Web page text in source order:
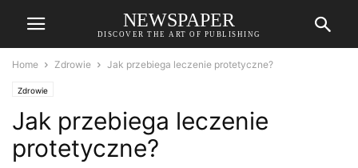
NEWSPAPER
DISCOVER THE ART OF PUBLISHING
Home Zdrowie Jak przebiega leczenie protetyczne?
Zdrowie
Jak przebiega leczenie
protetyczne?